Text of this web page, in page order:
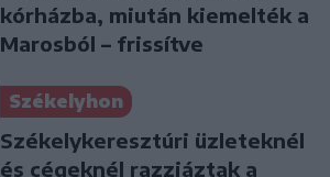
kórházba, miután kiemelték a
Marosból – frissítve
Székelyhon
Székelykeresztúri üzleteknél
és cégeknél razziáztak a